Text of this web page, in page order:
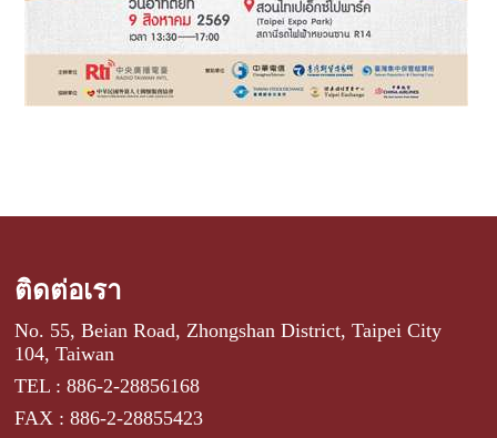
ติดต่อเรา
No. 55, Beian Road, Zhongshan District, Taipei City
104, Taiwan
TEL : 886-2-28856168
FAX : 886-2-28855423